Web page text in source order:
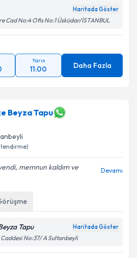
Haritada Göster
Cad No:4 Ofis No:1 Üsküdar/İSTANBUL
Yarın
11:00 Daha Fazla
Beyza Tapu
memnun kaldım ve
Devamı
Tapu Haritada Göster
No:37/ A Sultanbeyli